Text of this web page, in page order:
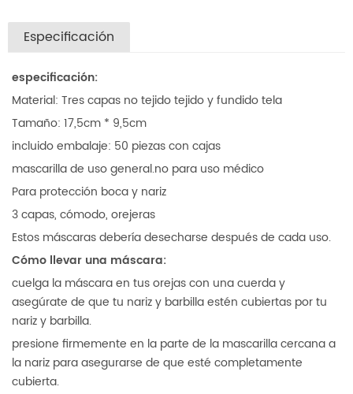
Especificación
especificación:
Material: Tres capas no tejido tejido y fundido tela
Tamaño: 17,5cm * 9,5cm
incluido embalaje: 50 piezas con cajas
mascarilla de uso general.no para uso médico
Para protección boca y nariz
3 capas, cómodo, orejeras
Estos máscaras debería desecharse después de cada uso.
Cómo llevar una máscara:
cuelga la máscara en tus orejas con una cuerda y
asegúrate de que tu nariz y barbilla estén cubiertas por tu
nariz y barbilla.
presione firmemente en la parte de la mascarilla cercana a
la nariz para asegurarse de que esté completamente
cubierta.